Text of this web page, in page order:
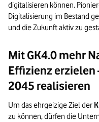
digitalisieren können.
Digitalisierung im Bestand
und die Zukunft aktiv zu
Mit GK4.0 mehr
Effizienz erzielen
2045 realisieren
Um das ehrgeizige Ziel der
zu können, dürfen die